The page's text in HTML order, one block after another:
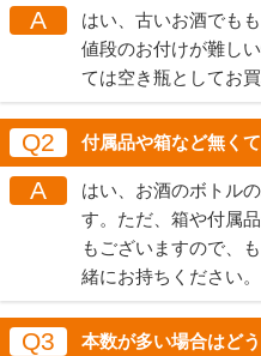
A
はい、古いお酒でも
値段のお付けが難し
ては空き瓶としてお
Q2 付属品や箱など無く
A
はい、お酒のボトル
す。ただ、箱や付属
もございますので、
緒にお持ちください。
Q3 本数が多い場合はど